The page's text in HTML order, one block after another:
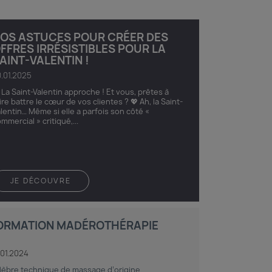
ASTUCES POUR CRÉER DES
IRRÉSISTIBLES POUR LA
VALENTIN !
La Saint-Valentin approche ! Et vous, prêtes à
battre le cœur de vos clientes ? 💖 Ah, la Saint-
Même si elle a parfois son côté «
» critiqué,...
JE DÉCOUVRE
MADÉROTHÉRAPIE
technique de massage d’origine